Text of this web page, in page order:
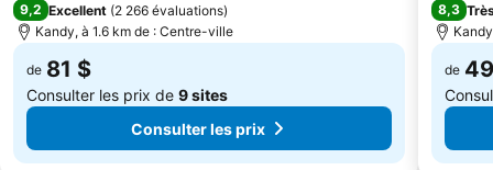
9,2 Excellent (2 266 évaluations)
Kandy, à 1.6 km de : Centre-ville
de 81 $
Consulter les prix de 9 sites
Consulter les prix
8,3
de